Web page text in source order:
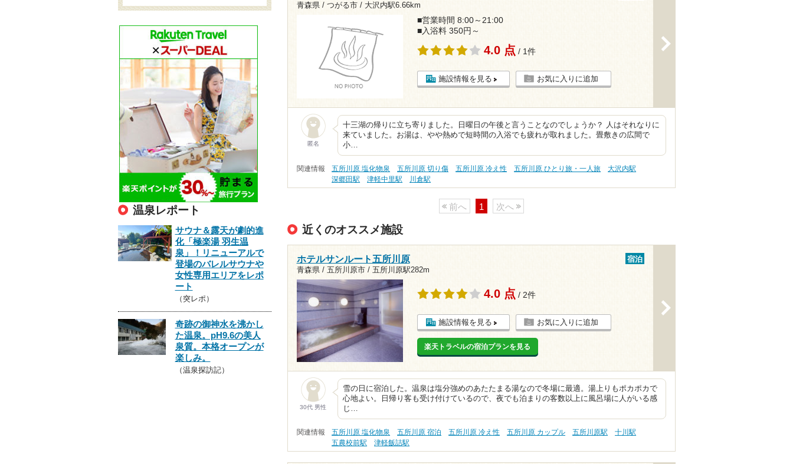
青森県 / つがる市 / 大沢内駅6.66km
■営業時間 8:00～21:00
■入浴料 350円～
4.0 点 / 1件
施設情報を見る お気に入りに追加
匿名
十三湖の帰りに立ち寄りました。日曜日の午後と言うことなのでしょうか？ 人はそれなりに
来ていました。お湯は、やや熱めで短時間の入浴でも疲れが取れました。畳敷きの広間で
小…
関連情報 五所川原 塩化物泉 五所川原 切り傷 五所川原 冷え性 五所川原 ひとり旅・一人旅
大沢内駅
深郷田駅
津軽中里駅 川倉駅
前へ 1 次へ
近くのオススメ施設
ホテルサンルート五所川原
青森県 / 五所川原市 / 五所川原駅282m
宿泊
4.0 点 / 2件
施設情報を見る お気に入りに追加
楽天トラベルの宿泊プランを見る
30代 男性
雪の日に宿泊した。温泉は塩分強めのあたたまる湯なので冬場に最適。湯上りもポカポカで
心地よい。日帰り客も受け付けているので、夜でも泊まりの客数以上に風呂場に人がいる感
じ…
関連情報 五所川原 塩化物泉 五所川原 宿泊 五所川原 冷え性 五所川原 カップル 五所川原駅
十川駅
五農校前駅
津軽飯詰駅
温泉レポート
サウナ＆露天が劇的進
化「極楽湯 羽生温
泉」！リニューアルで
登場のバレルサウナや
女性専用エリアをレポ
ート
（突レポ）
奇跡の御神水を沸かし
た温泉。pH9.6の美人
泉質。本格オープンが
楽しみ。
（温泉探訪記）